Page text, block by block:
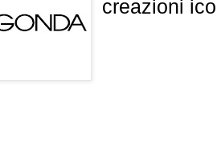
creazioni